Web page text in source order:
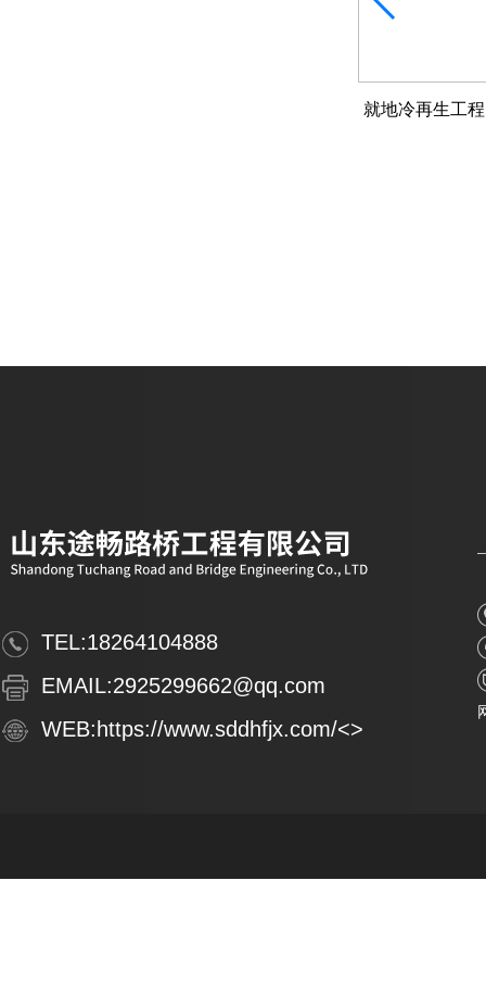
就地冷再生工
TEL:18264104888
EMAIL:2925299662@qq.com
WEB: https://www.sddhfjx.com/<>